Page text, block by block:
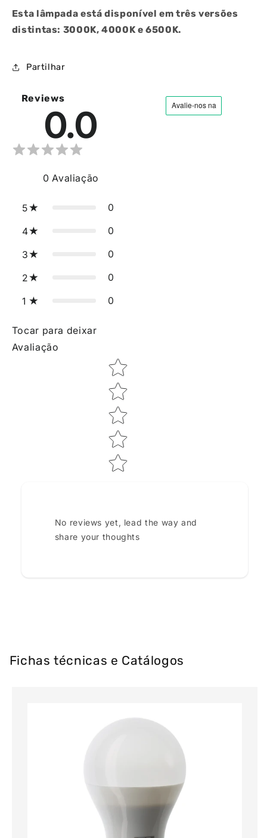
Esta lâmpada está disponível em três versões
distintas: 3000K, 4000K e 6500K.
Partilhar
Reviews
0.0
0 Avaliação
5 0
4 0
3 0
2 0
1 0
Tocar para deixar
Avaliação
Star rating
No reviews yet, lead the way and
share your thoughts
Fichas técnicas e Catálogos